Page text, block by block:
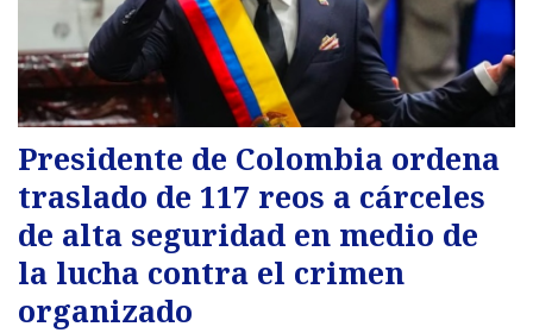
Presidente de Colombia ordena
traslado de 117 reos a cárceles
de alta seguridad en medio de
la lucha contra el crimen
organizado